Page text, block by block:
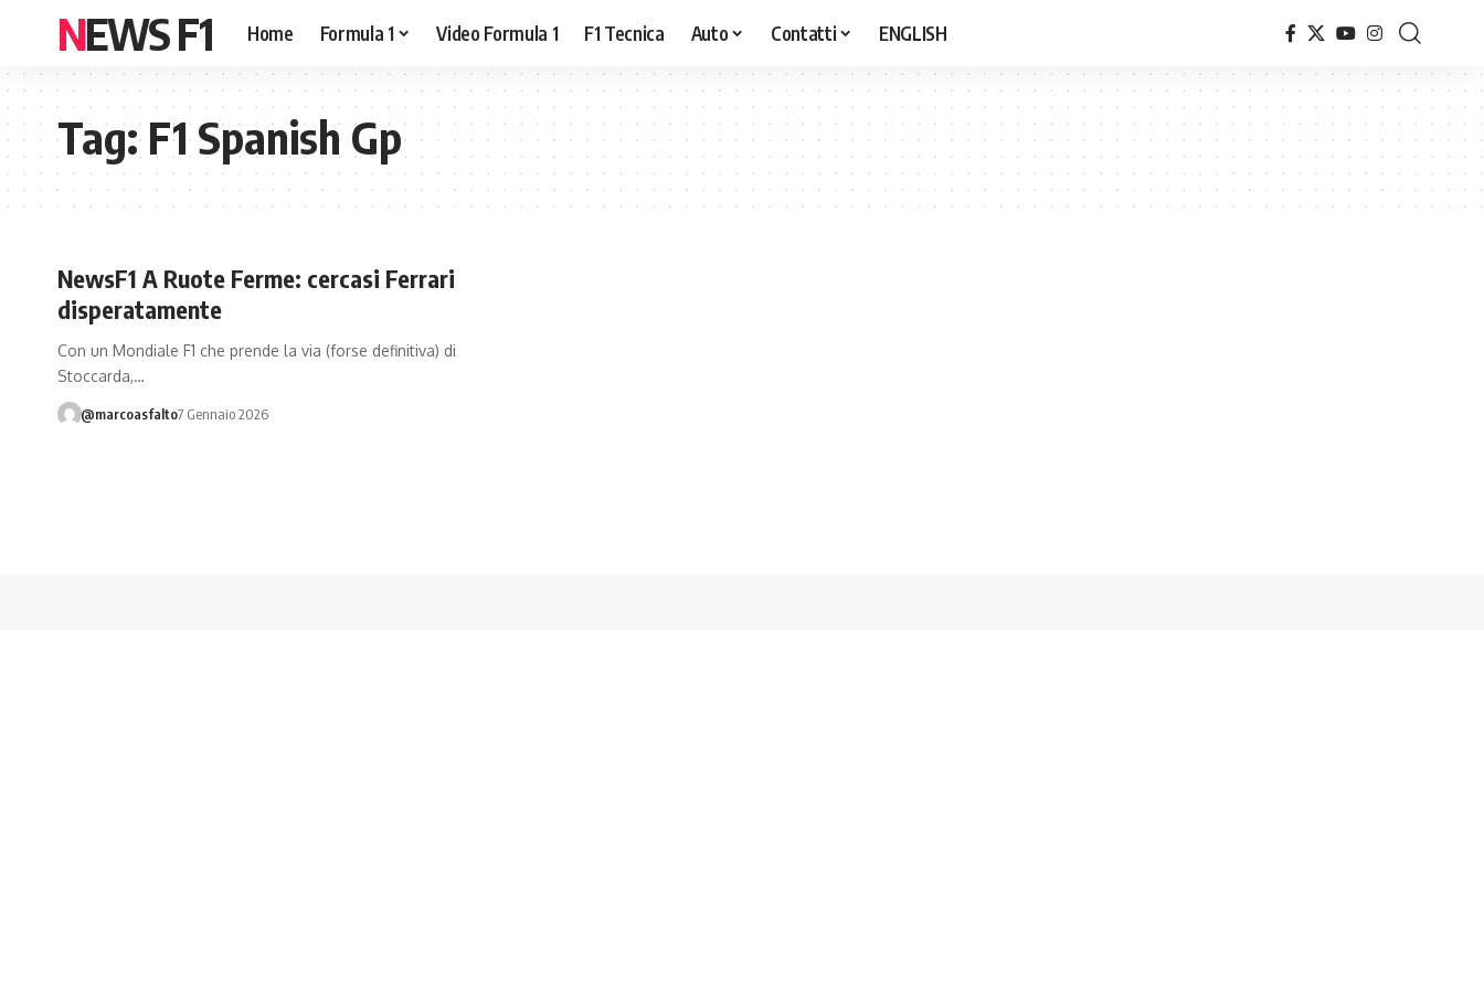
NEWS F1 Home Formula 1 Video Formula 1 F1 Tecnica Auto Contatti ENGLISH
Tag:F1 Spanish Gp
NewsF1 A Ruote Ferme: cercasi Ferrari
disperatamente
Con un Mondiale F1 che prende la via (forse definitiva) di
Stoccarda,…
@marcoasfalto7 Gennaio 2026